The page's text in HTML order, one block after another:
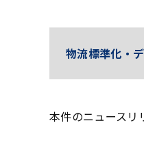
物流標準化・
本件のニュースリ